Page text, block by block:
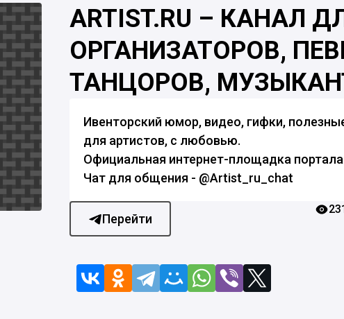
ARTIST.RU – КАНАЛ
ОРГАНИЗАТОРОВ,
ТАНЦОРОВ,
Ивенторский юмор, видео, гифки,
для артистов, с любовью.
Официальная интернет-площадка
Чат для общения - @Artist_ru_chat
Перейти